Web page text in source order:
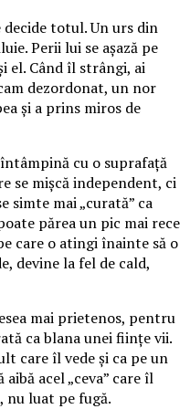
totul. Un urs din
Perii lui se așază pe
el. Când îl strângi, ai
dezordonat, un nor
și a prins miros de
cu o suprafață
se mișcă independent, ci
simte mai „curată” ca
părea un pic mai rece
care o atingi înainte să o
devine la fel de cald,
mai prietenos, pentru
ca blana unei ființe vii.
care îl vede și ca pe un
acel „ceva” care îl
nu luat pe fugă.